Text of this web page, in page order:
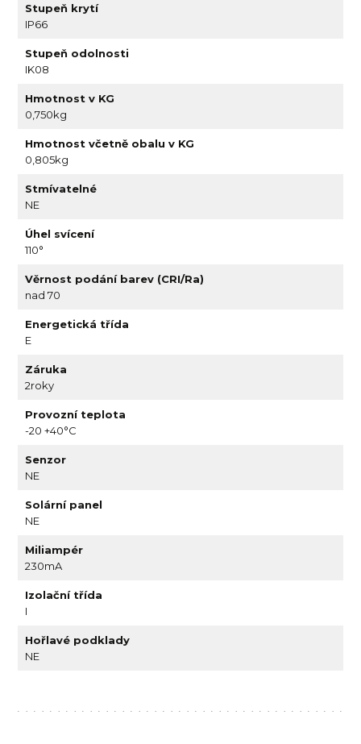
Stupeň krytí
IP66
Stupeň odolnosti
IK08
Hmotnost v KG
0,750kg
Hmotnost včetně obalu v KG
0,805kg
Stmívatelné
NE
Úhel svícení
110°
Věrnost podání barev (CRI/Ra)
nad 70
Energetická třída
E
Záruka
2roky
Provozní teplota
-20 +40°C
Senzor
NE
Solární panel
NE
Miliampér
230mA
Izolační třída
I
Hořlavé podklady
NE